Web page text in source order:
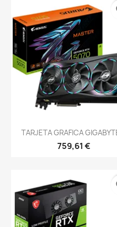
Vista rápida
TARJETA GRAFICA
759,61 €